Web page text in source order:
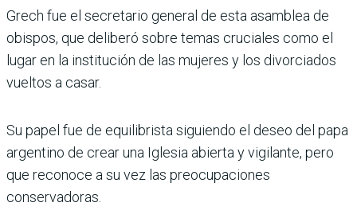
Grech fue el secretario general de esta asamblea de
obispos, que deliberó sobre temas cruciales como el
lugar en la institución de las mujeres y los divorciados
vueltos a casar.
Su papel fue de equilibrista siguiendo el deseo del papa
argentino de crear una Iglesia abierta y vigilante, pero
que reconoce a su vez las preocupaciones
conservadoras.